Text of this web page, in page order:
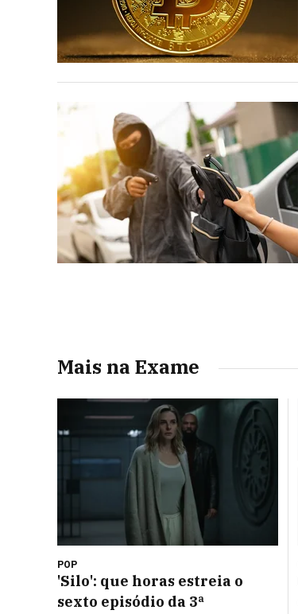
Mais na Exame
POP
'Silo': que horas estreia o
sexto episódio da 3ª